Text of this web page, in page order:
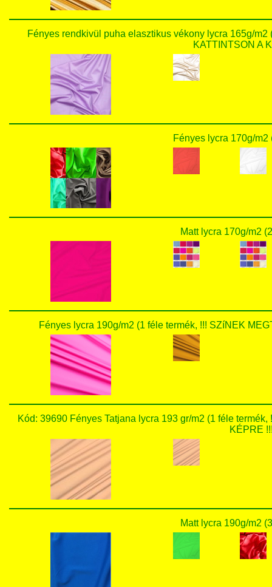
Fényes rendkivül puha elasztikus vékony lycra 165g/
KATTINTSON A
Fényes lycra 170g/m2
Matt lycra 170g/m2
Fényes lycra 190g/m2 (1 féle termék, !!! SZíNEK
Kód: 39690 Fényes Tatjana lycra 193 gr/m2 (1 féle
KÉPRE
Matt lycra 190g/m2